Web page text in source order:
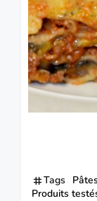
Tags
Produits